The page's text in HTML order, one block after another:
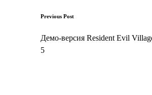
Post
navigation
Previous Post
​​Демо-версия Resident Evil
5